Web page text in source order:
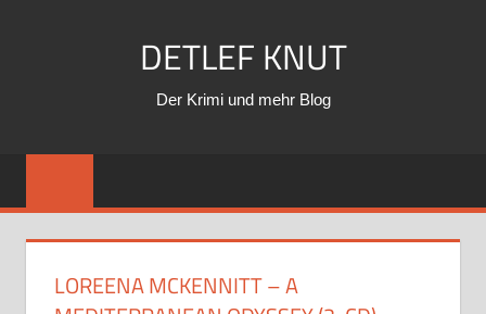
DETLEF KNUT
Der Krimi und mehr Blog
LOREENA MCKENNITT – A